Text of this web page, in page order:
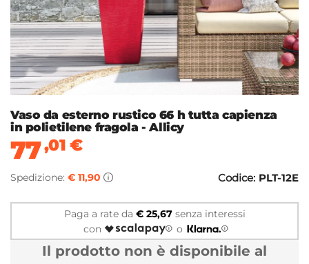
Vaso da esterno rustico 66 h tutta capienza
in polietilene fragola - Allicy
77,01 €
Spedizione: € 11,90 Codice: PLT-12E
Paga a rate da € 25,67senza interessi
con
o
Il prodotto non è disponibile al